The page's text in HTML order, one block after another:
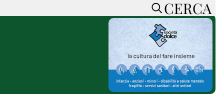
CERCA
ACCEDI o REGISTRATI
CONTATTI
CON NOI
CERCA